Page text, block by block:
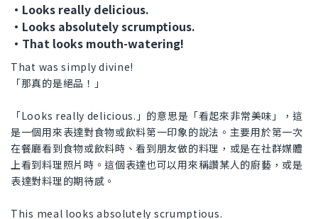
・Looks really delicious.
・Looks absolutely scrumptious.
・That looks mouth-watering!
That was simply divine!
「那真的是絕品！」
「Looks really delicious.」的意思是「看起來非常美味」，這
是一個用來表達對食物或飲料第一印象的說法。主要用於第一次
在餐廳看到食物或飲料時、看到朋友做的料理，或是在社群媒體
上看到料理照片時。這個表達也可以用來稱讚某人的廚藝，或是
表達對料理的期待感。
This meal looks absolutely scrumptious.